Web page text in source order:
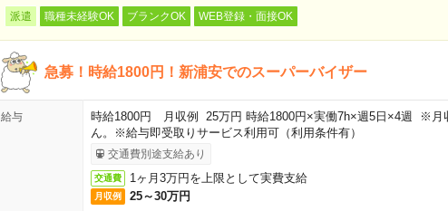
派遣 職種未経験OK ブランクOK WEB登録・面接OK
急募！時給1800円！新浦安でのスーパーバイザー
給与
時給1800円 月収例 25万円 時給1800円×実働7h×週5日×4週 ※月
ん。※給与即受取りサービス利用可（利用条件有）
交通費別途支給あり
交通費 1ヶ月3万円を上限として実費支給
月収例 25～30万円